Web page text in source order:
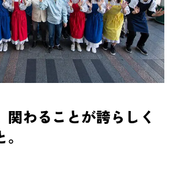
関わることが誇らしく